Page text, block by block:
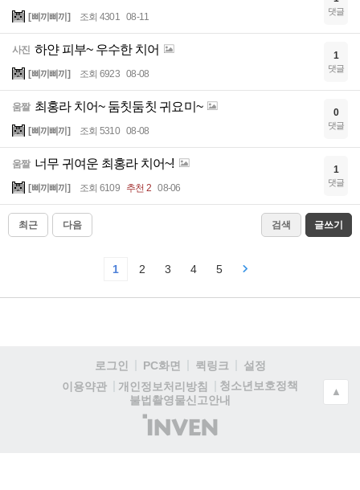
[삐끼삐끼] 조회 4301 08-11 댓글
사진 하얀 피부~ 우수한 치어
[삐끼삐끼] 조회 6923 08-08
1
댓글
움짤 최홍라 치어~ 둠칫둠칫 귀요미~
[삐끼삐끼] 조회 5310 08-08
0
댓글
움짤 너무 귀여운 최홍라 치어~!
[삐끼삐끼] 조회 6109 추천 2 08-06
1
댓글
최근 다음 검색 글쓰기
1 2 3 4 5
로그인 PC화면 퀵링크
설정
이용약관
개인정보처리방침
청소년보호정책
불법촬영물신고안내
(주)
인
▲